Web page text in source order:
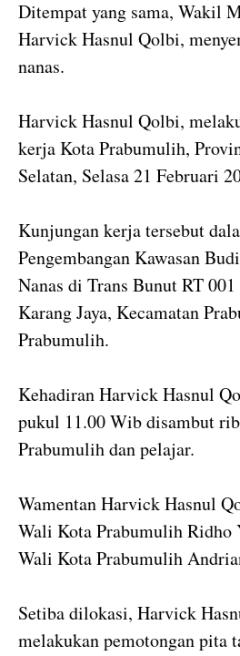
Ditempat yang sama, Wakil
Harvick Hasnul Qolbi,
nanas.
Harvick Hasnul Qolbi,
kerja Kota Prabumulih,
Selatan, Selasa 21 Februari
Kunjungan kerja tersebut
Pengembangan Kawasan
Nanas di Trans Bunut RT
Karang Jaya, Kecamatan
Prabumulih.
Kehadiran Harvick Hasnul
pukul 11.00 Wib disambut
Prabumulih dan pelajar.
Wamentan Harvick Hasnul
Wali Kota Prabumulih Ridho
Wali Kota Prabumulih
Setiba dilokasi, Harvick
melakukan pemotongan pita